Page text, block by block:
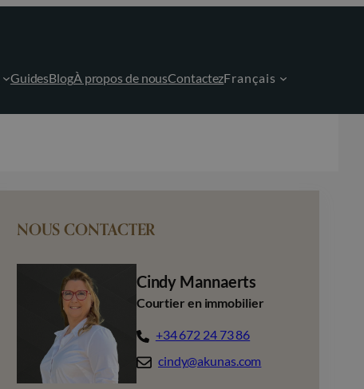
GuidesBlogÀ propos de nousContactezFrançais
NOUS CONTACTER
Cindy Mannaerts
Courtier en immobilier
+34 672 24 73 86
cindy@akunas.com